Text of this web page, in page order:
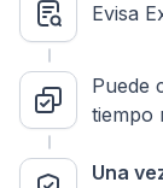
Evisa
Puede
tiempo
Una